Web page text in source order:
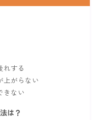
する
がらない
きない
は？